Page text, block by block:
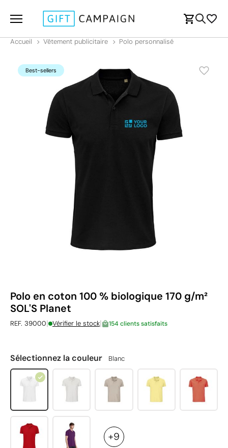
Accueil Vêtement publicitaire Polo personnalisé
Best-sellers
Polo en coton 100 % biologique 170 g/m²
SOL'S Planet
REF. 39000| Vérifier le stock| 154 clients satisfaits
Sélectionnez la couleur Blanc
+9